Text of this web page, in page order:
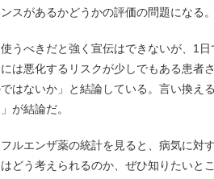
スがあるかどうかの評価の問題になる
うべきだと強く宣伝はできないが、1
は悪化するリスクが少しでもある患者
はないか」と結論している。言い換え
が結論だ。
ルエンザ薬の統計を見ると、病気に対
どう考えられるのか、ぜひ知りたいと